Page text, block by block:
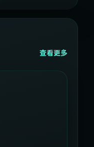
查看更多
2:05:21